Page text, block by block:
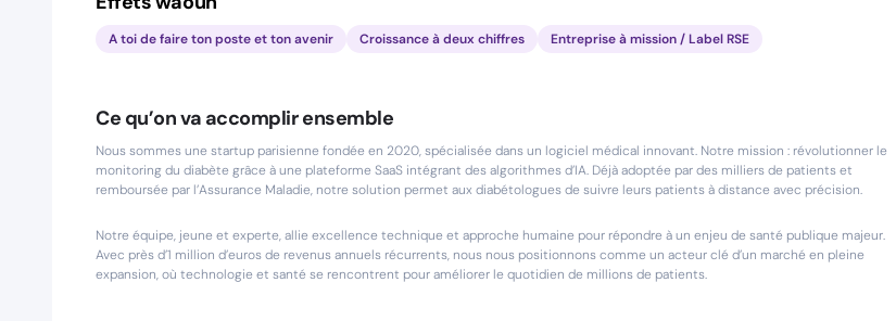
A toi de faire ton poste et ton avenir Croissance à deux chiffres Entreprise à mission / Label RSE
Ce qu’on va accomplir ensemble
Nous sommes une startup parisienne fondée en 2020, spécialisée dans un logiciel médical innovant. Notre mission : révolutionner le
monitoring du diabète grâce à une plateforme SaaS intégrant des algorithmes d’IA. Déjà adoptée par des milliers de patients et
remboursée par l’Assurance Maladie, notre solution permet aux diabétologues de suivre leurs patients à distance avec précision.
Notre équipe, jeune et experte, allie excellence technique et approche humaine pour répondre à un enjeu de santé publique majeur.
Avec près d’1 million d’euros de revenus annuels récurrents, nous nous positionnons comme un acteur clé d’un marché en pleine
expansion, où technologie et santé se rencontrent pour améliorer le quotidien de millions de patients.